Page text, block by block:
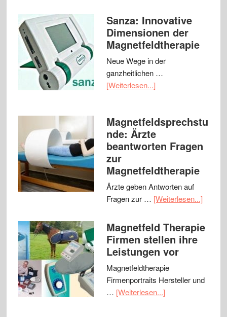
Sanza: Innovative
Dimensionen der
Magnetfeldtherapie
Neue Wege in der
ganzheitlichen …
[Weiterlesen...]
Magnetfeldsprechstu
nde: Ärzte
beantworten Fragen
zur
Magnetfeldtherapie
Ärzte geben Antworten auf
Fragen zur … [Weiterlesen...]
Magnetfeld Therapie
Firmen stellen ihre
Leistungen vor
Magnetfeldtherapie
Firmenportraits Hersteller und
… [Weiterlesen...]